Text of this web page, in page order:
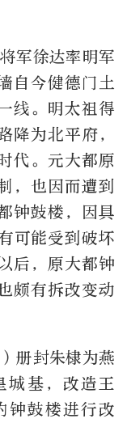
军徐达率明军
自今健德门土
线。明太祖得
降为北平府，
代。元大都原
，也因而遭到
钟鼓楼，因具
可能受到破坏
后，原大都钟
颇有拆改变动
册封朱棣为燕
基，改造王
鼓楼进行改